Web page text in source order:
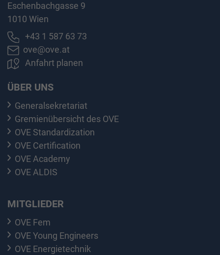
Eschenbachgasse 9
1010 Wien
+43 1 587 63 73
ove@ove.at
Anfahrt planen
ÜBER UNS
Generalsekretariat
Gremienübersicht des OVE
OVE Standardization
OVE Certification
OVE Academy
OVE ALDIS
MITGLIEDER
OVE Fem
OVE Young Engineers
OVE Energietechnik